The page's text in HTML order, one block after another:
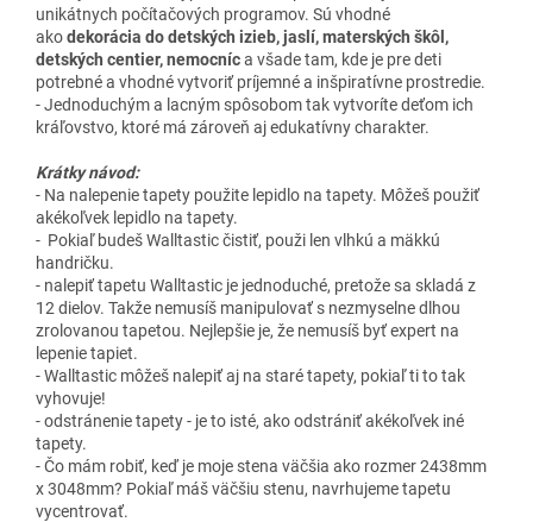
unikátnych počítačových programov. Sú vhodné
akodekorácia do detských izieb, jaslí, materských škôl,
detských centier, nemocníca všade tam, kde je pre deti
potrebné a vhodné vytvoriť príjemné a inšpiratívne prostredie.
- Jednoduchým a lacným spôsobom tak vytvoríte deťom ich
kráľovstvo, ktoré má zároveň aj edukatívny charakter.
Krátky návod:
- Na nalepenie tapety použite lepidlo na tapety. Môžeš použiť
akékoľvek lepidlo na tapety.
- Pokiaľ budeš Walltastic čistiť, použi len vlhkú a mäkkú
handričku.
- nalepiť tapetu Walltastic je jednoduché, pretože sa skladá z
12 dielov. Takže nemusíš manipulovať s nezmyselne dlhou
zrolovanou tapetou. Nejlepšie je, že nemusíš byť expert na
lepenie tapiet.
- Walltastic môžeš nalepiť aj na staré tapety, pokiaľ ti to tak
vyhovuje!
- odstránenie tapety - je to isté, ako odstrániť akékoľvek iné
tapety.
- Čo mám robiť, keď je moje stena väčšia ako rozmer 2438mm
x 3048mm? Pokiaľ máš väčšiu stenu, navrhujeme tapetu
vycentrovať.